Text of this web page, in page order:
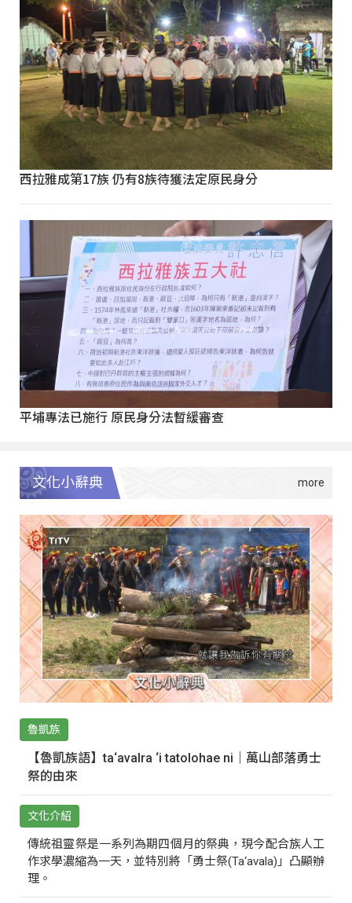
西拉雅成第17族 仍有8族待獲法定原民身分
平埔專法已施行 原民身分法暫緩審查
文化小辭典
魯凱族
【魯凱族語】ta‘avalra ‘i tatolohae ni｜萬山部落勇士
祭的由來
文化介紹
傳統祖靈祭是一系列為期四個月的祭典，現今配合族人工
作求學濃縮為一天，並特別將「勇士祭(Ta‘avala)」凸顯辦
理。